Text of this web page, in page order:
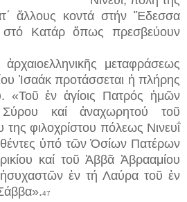
ἄλλους κοντά στήν Ἔδεσσα
στό Κατάρ ὅπως πρεσβεύουν
μεταφράσεως
Ἰσαάκ προτάσσεται ἡ πλήρης
«Τοῦ ἐν ἁγίοις Πατρός ἠμῶν
καί ἀναχωρητού τοῦ
φιλοχρίστου πόλεως Νινευΐ
ὑπό τῶν Ὁσίων Πατέρων
καί τοῦ Ἀββᾶ Ἀβρααμίου
ἐν τή Λαύρα τοῦ ἐν
47